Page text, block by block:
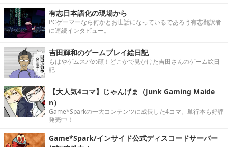
有志日本語化の現場から
PCゲーマーなら何かとお世話になっているであろう有志翻訳者
に連続インタビュー。
吉田輝和のゲームプレイ絵日記
もはやゲムスパの顔！どこかで見かけた吉田さんのゲーム絵日
記
【大人気4コマ】じゃんげま（Junk Gaming Maide
n）
Game*Sparkの一大コンテンツに成長した4コマ。単行本も好評
発売中！
Game*Spark/インサイド公式ディスコードサーバー